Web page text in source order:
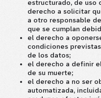
estructurado, de uso
derecho a solicitar
a otro responsable
que se cumplan
el derecho a
condiciones
de los datos;
el derecho a definir
de su muerte;
el derecho a no ser
automatizada,